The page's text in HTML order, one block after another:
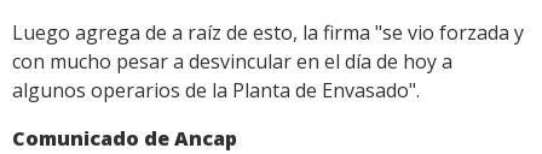
Luego agrega de a raíz de esto, la firma "se vio forzada y
con mucho pesar a desvincular en el día de hoy a
algunos operarios de la Planta de Envasado".
Comunicado de Ancap